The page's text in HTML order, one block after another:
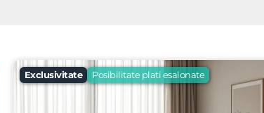
Exclusivitate Posibilitate plati esalonate